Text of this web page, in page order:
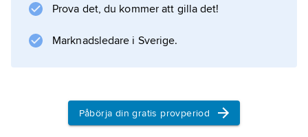
Information om artikeln
Prova det, du kommer att gilla det!
Marknadsledare i Sverige.
Påbörja din gratis provperiod